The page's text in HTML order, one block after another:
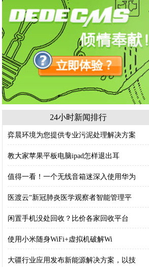
24小时新闻排行
弈晨环境为您提供专业污泥处理解决方案
教大家苹果平板电脑ipad怎样退出耳
值得一看！一个无线音箱迷深入使用华为
医渡云“新冠肺炎医学观察者智能管理平
闲置手机没处回收？比价各家回收平台
使用小米随身WiFi+虚拟机破解Wi
大疆行业应用发布新能源解决方案，以技